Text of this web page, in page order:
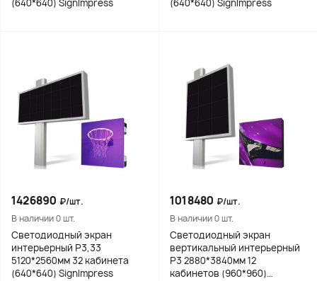
(640*640) SignImpress (640*640) SignImpress
1426890 ₽/шт.
В наличии 0 шт.
Светодиодный экран
интерьерный Р3,33
5120*2560мм 32 кабинета
(640*640) SignImpress
1018480 ₽/шт.
В наличии 0 шт.
Светодиодный экран
вертикальный интерьерный
Р3 2880*3840мм 12
кабинетов (960*960)